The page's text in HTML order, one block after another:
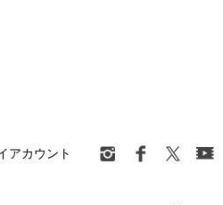
アカウント